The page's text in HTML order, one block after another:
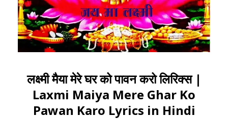
लक्ष्मी मैया मेरे घर को पावन करो लिरिक्स |
Laxmi Maiya Mere Ghar Ko
Pawan Karo Lyrics in Hindi